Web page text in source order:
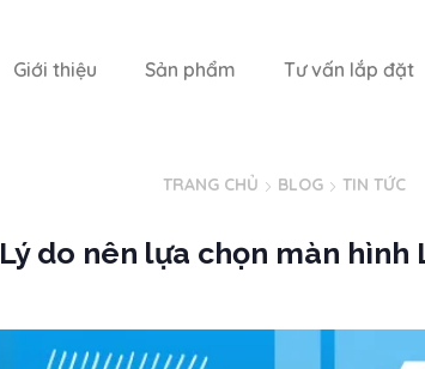
Giới thiệu Sản phẩm Tư vấn lắp đặt
TRANG CHỦ BLOG TIN TỨC
Lý do nên lựa chọn màn hình